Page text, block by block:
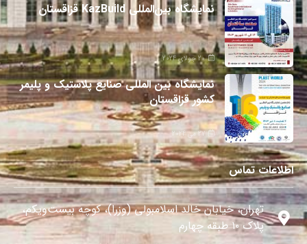
نمایشگاه بین‌المللی KazBuild قزاقستان
20 جولای 2024
نمایشگاه بین المللی صنایع پلاستیک و پلیمر
کشور قزاقستان
27 می 2024
اطلاعات تماس
تهران، خیابان خالد اسلامبولی (وزرا)، کوچه بیست‌ویکم،
پلاک ۱۰ طبقه چهارم